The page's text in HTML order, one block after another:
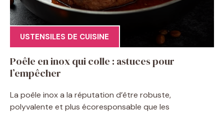
USTENSILES DE CUISINE
Poêle en inox qui colle : astuces pour
l’empêcher
La poêle inox a la réputation d’être robuste,
polyvalente et plus écoresponsable que les